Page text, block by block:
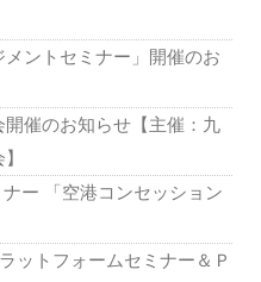
メントセミナー」開催のお
催のお知らせ【主催：九
ー 「空港コンセッション
ットフォームセミナー＆Ｐ